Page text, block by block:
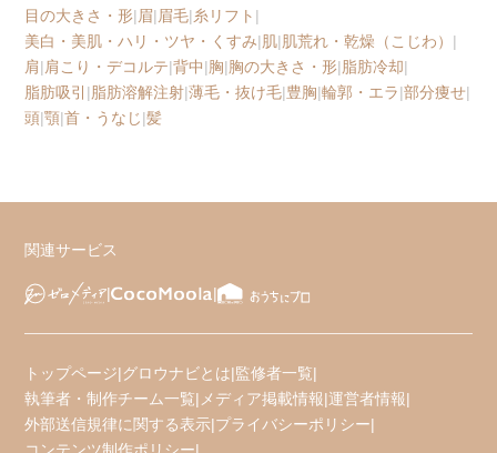
目の大きさ・形|眉|眉毛|糸リフト |
美白・美肌・ハリ・ツヤ・くすみ|肌|肌荒れ・乾燥（こじわ） |
肩|肩こり・デコルテ|背中|胸|胸の大きさ・形|脂肪冷却|
脂肪吸引 |脂肪溶解注射|薄毛・抜け毛|豊胸|輪郭・エラ|部分痩せ|
頭|顎|首・うなじ|髪
関連サービス
トップページ|グロウナビとは|監修者一覧|
執筆者・制作チーム一覧| メディア掲載情報|運営者情報|
外部送信規律に関する表示|プライバシーポリシー|